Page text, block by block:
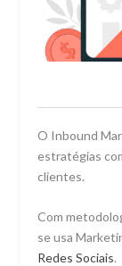
O Inbound
estratégias
clientes.
Com
se usa
Redes Sociais.